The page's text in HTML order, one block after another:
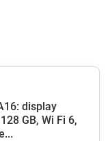
display
GB, Wi Fi 6,